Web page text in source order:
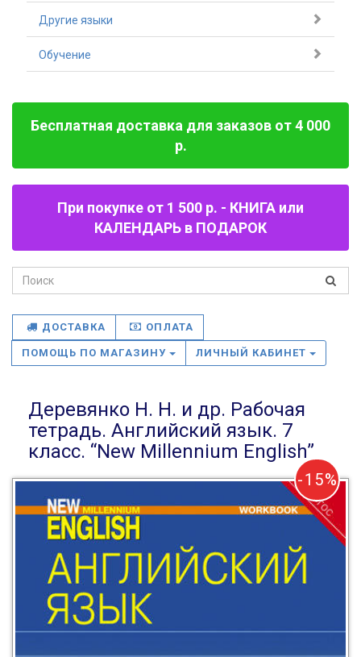
Другие языки
Обучение
Бесплатная доставка для заказов от 4 000
р.
При покупке от 1 500 р. - КНИГА или
КАЛЕНДАРЬ в ПОДАРОК
ДОСТАВКА ОПЛАТА
ПОМОЩЬ ПО МАГАЗИНУ ЛИЧНЫЙ КАБИНЕТ
Деревянко Н. Н. и др. Рабочая
тетрадь. Английский язык. 7
класс. “New Millennium English”
-15%